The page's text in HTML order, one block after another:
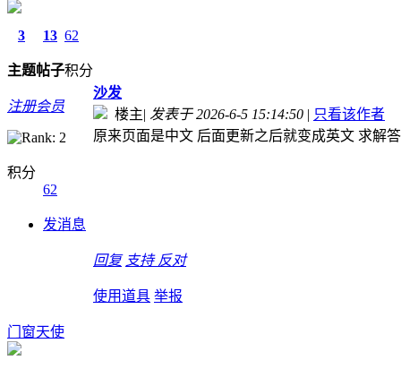
3
主题
13
帖子
62
积分
注册会员
积分
62
发消息
沙发
楼主| 发表于 2026-6-5 15:14:50 | 只看该作者
原来页面是中文 后面更新之后就变成英文 求解答
回复 支持 反对
使用道具 举报
门窗天使